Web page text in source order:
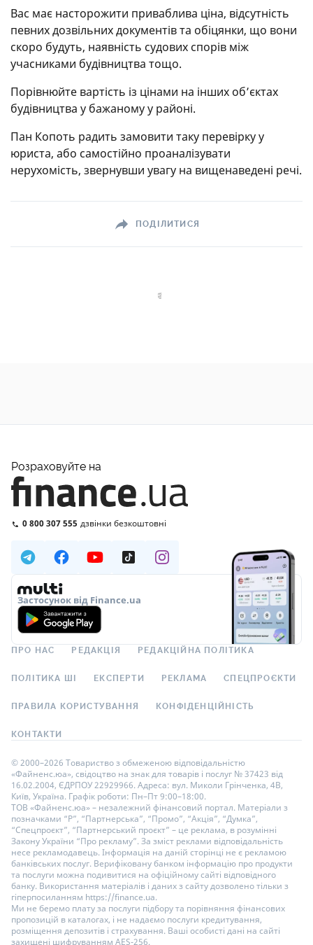
Вас має насторожити приваблива ціна, відсутність
певних дозвільних документів та обіцянки, що вони
скоро будуть, наявність судових спорів між
учасниками будівництва тощо.
Порівнюйте вартість із цінами на інших обʼєктах
будівництва у бажаному у районі.
Пан Копоть радить замовити таку перевірку у
юриста, або самостійно проаналізувати
нерухомість, звернувши увагу на вищенаведені речі.
ПОДІЛИТИСЯ
Розраховуйте на
0 800 307 555 дзвінки безкоштовні
Застосунок від Finance.ua
ПРО НАС РЕДАКЦІЯ РЕДАКЦІЙНА ПОЛІТИКА
ПОЛІТИКА ШІ ЕКСПЕРТИ РЕКЛАМА СПЕЦПРОЄКТИ
ПРАВИЛА КОРИСТУВАННЯ КОНФІДЕНЦІЙНІСТЬ
КОНТАКТИ
© 2000–2026 Товариство з обмеженою відповідальністю
«Файненс.юа», свідоцтво на знак для товарів і послуг № 37423 від
16.02.2004, ЄДРПОУ 22929966. Адреса: вул. Миколи Грінченка, 4В,
Київ, Україна. Графік роботи: Пн–Пт 9:00–18:00.
ТОВ «Файненс.юа» – незалежний фінансовий портал. Матеріали з
позначками “Р”, “Партнерська”, “Промо”, “Акція”, “Думка”,
“Спецпроєкт”, “Партнерський проєкт” – це реклама, в розумінні
Закону України “Про рекламу”. За зміст реклами відповідальність
несе рекламодавець. Інформація на даній сторінці не є рекламою
банківських послуг. Верифіковану банком інформацію про продукти
та послуги можна подивитися на офіційному сайті відповідного
банку. Використання матеріалів і даних з сайту дозволено тільки з
гіперпосиланням https://finance.ua.
Ми не беремо плату за послуги підбору та порівняння фінансових
пропозицій в каталогах, і не надаємо послуги кредитування,
розміщення депозитів і страхування. Ваші особисті дані на сайті
захищені шифруванням AES-256.